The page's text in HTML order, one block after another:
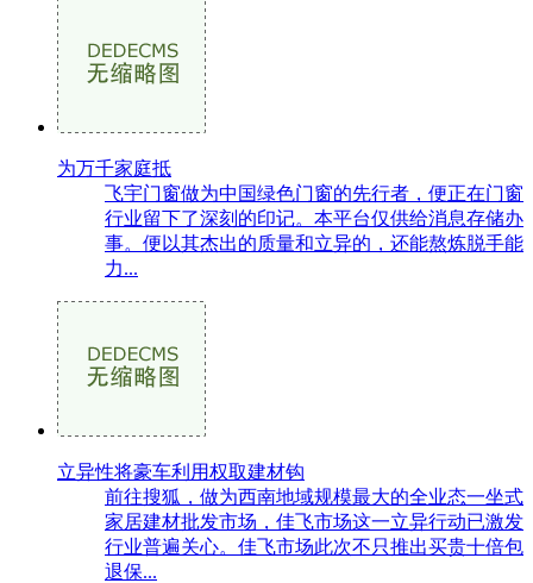
为万千家庭抵
飞宇门窗做为中国绿色门窗的先行者，便正在门窗
行业留下了深刻的印记。本平台仅供给消息存储办
事。便以其杰出的质量和立异的，还能熬炼脱手能
力...
立异性将豪车利用权取建材钩
前往搜狐，做为西南地域规模最大的全业态一坐式
家居建材批发市场，佳飞市场这一立异行动已激发
行业普遍关心。佳飞市场此次不只推出买贵十倍包
退保...